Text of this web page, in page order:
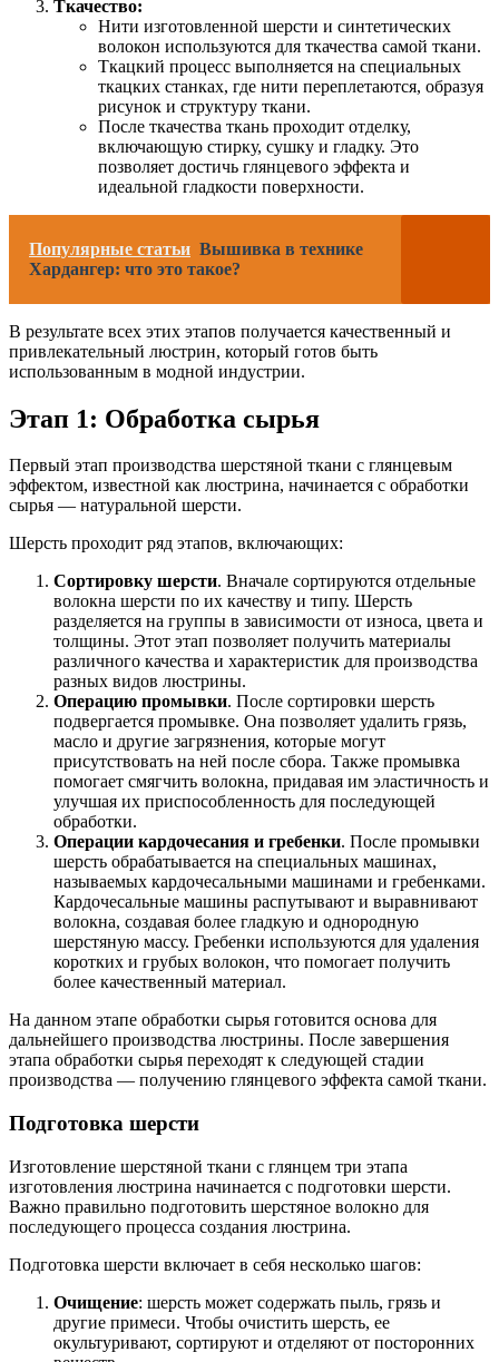
Ткачество:
Нити изготовленной шерсти и синтетических
волокон используются для ткачества самой ткани.
Ткацкий процесс выполняется на специальных
ткацких станках, где нити переплетаются, образуя
рисунок и структуру ткани.
После ткачества ткань проходит отделку,
включающую стирку, сушку и гладку. Это
позволяет достичь глянцевого эффекта и
идеальной гладкости поверхности.
Популярные статьи Вышивка в технике
Хардангер: что это такое?
В результате всех этих этапов получается качественный и
привлекательный люстрин, который готов быть
использованным в модной индустрии.
Этап 1: Обработка сырья
Первый этап производства шерстяной ткани с глянцевым
эффектом, известной как люстрина, начинается с обработки
сырья — натуральной шерсти.
Шерсть проходит ряд этапов, включающих:
Сортировку шерсти. Вначале сортируются отдельные
волокна шерсти по их качеству и типу. Шерсть
разделяется на группы в зависимости от износа, цвета и
толщины. Этот этап позволяет получить материалы
различного качества и характеристик для производства
разных видов люстрины.
Операцию промывки. После сортировки шерсть
подвергается промывке. Она позволяет удалить грязь,
масло и другие загрязнения, которые могут
присутствовать на ней после сбора. Также промывка
помогает смягчить волокна, придавая им эластичность и
улучшая их приспособленность для последующей
обработки.
Операции кардочесания и гребенки. После промывки
шерсть обрабатывается на специальных машинах,
называемых кардочесальными машинами и гребенками.
Кардочесальные машины распутывают и выравнивают
волокна, создавая более гладкую и однородную
шерстяную массу. Гребенки используются для удаления
коротких и грубых волокон, что помогает получить
более качественный материал.
На данном этапе обработки сырья готовится основа для
дальнейшего производства люстрины. После завершения
этапа обработки сырья переходят к следующей стадии
производства — получению глянцевого эффекта самой ткани.
Подготовка шерсти
Изготовление шерстяной ткани с глянцем три этапа
изготовления люстрина начинается с подготовки шерсти.
Важно правильно подготовить шерстяное волокно для
последующего процесса создания люстрина.
Подготовка шерсти включает в себя несколько шагов:
Очищение: шерсть может содержать пыль, грязь и
другие примеси. Чтобы очистить шерсть, ее
окультуривают, сортируют и отделяют от посторонних